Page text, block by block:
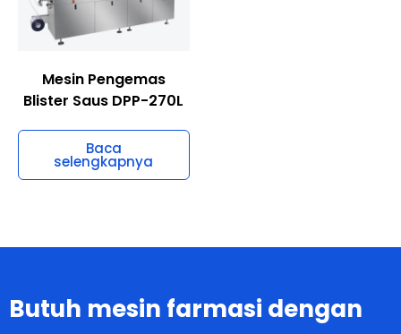
Mesin Pengemas
Blister Saus DPP-270L
Baca
selengkapnya
Butuh mesin farmasi dengan